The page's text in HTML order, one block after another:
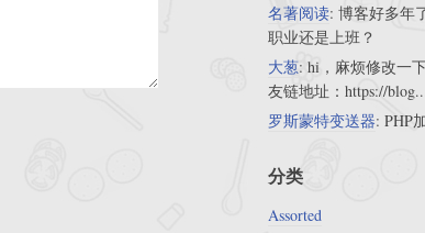
名著阅读: 博客好多年
职业还是上班？
大葱: hi，麻烦修改一
友链地址：https://
罗斯蒙特变送器: PHP
分类
Assorted